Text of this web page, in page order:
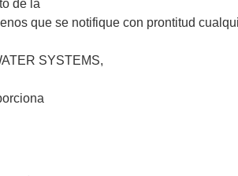
de la
que se notifique con prontitud
SYSTEMS,